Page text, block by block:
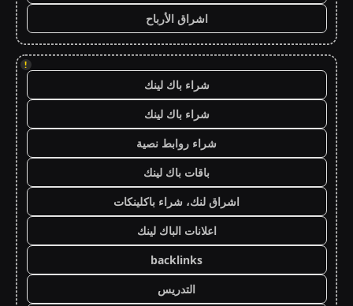
اشراق الأرباح
!
شراء باك لينك
شراء باك لينك
شراء روابط نصية
باقات باك لينك
اشراق لنك، شراء باكلينكات
اعلانات الباك لينك
backlinks
التدريس